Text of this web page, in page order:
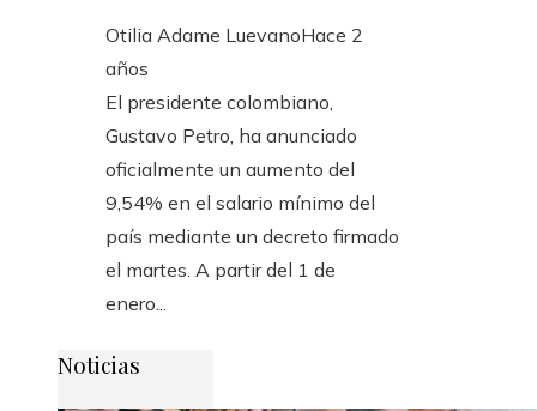
Otilia Adame LuevanoHace 2
años
El presidente colombiano,
Gustavo Petro, ha anunciado
oficialmente un aumento del
9,54% en el salario mínimo del
país mediante un decreto firmado
el martes. A partir del 1 de
enero...
Noticias